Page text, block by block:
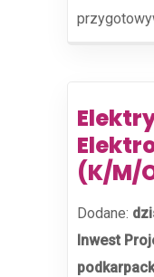
(K/M/
Dodane:
Inwest